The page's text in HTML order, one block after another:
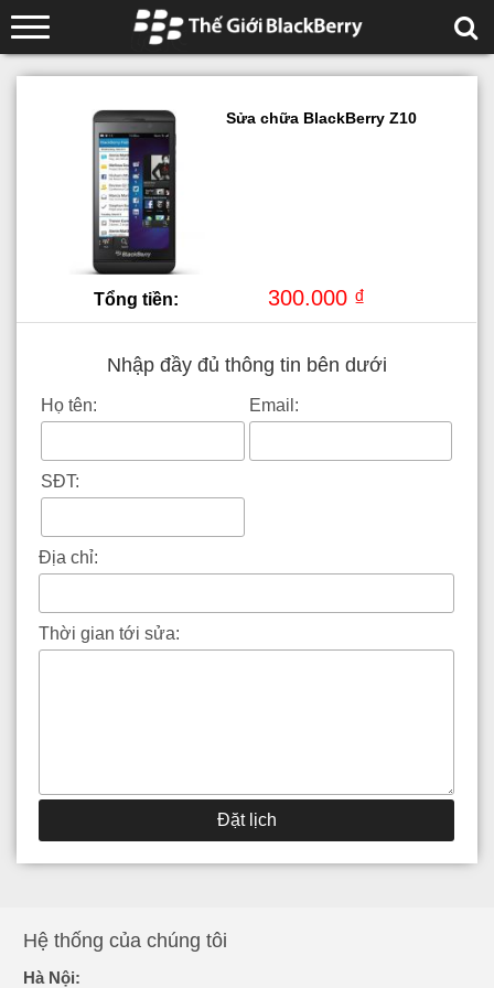
Sửa chữa BlackBerry Z10
Tổng tiền: 300.000 ₫
Nhập đầy đủ thông tin bên dưới
Họ tên: Email:
SĐT:
Địa chỉ:
Thời gian tới sửa:
Đặt lịch
Hệ thống của chúng tôi
Hà Nội: